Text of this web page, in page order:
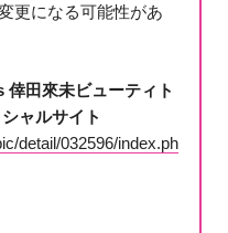
更になる可能性があ
倖田來未ビューティト
ャルサイト
detail/032596/index.ph